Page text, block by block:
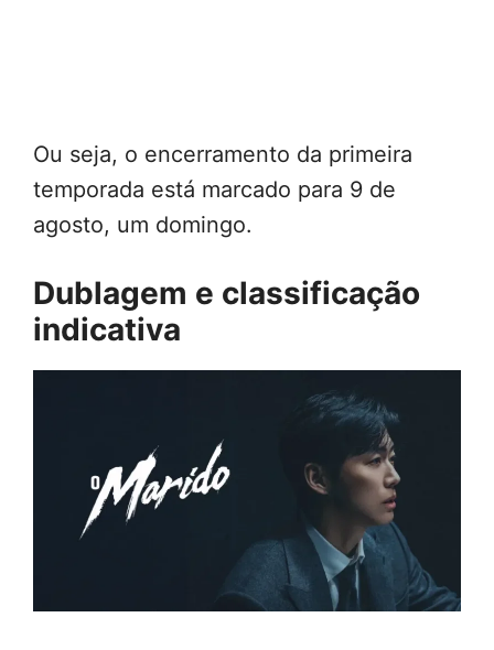
Ou seja, o encerramento da primeira
temporada está marcado para 9 de
agosto, um domingo.
Dublagem e classificação
indicativa